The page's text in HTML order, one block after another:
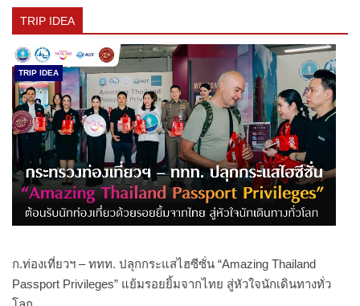
TRIP IDEA
TRIP IDEA
ก.ท่องเที่ยวฯ – ททท. ปลุกกระแสไฮซีซั่น “Amazing Thailand
Passport Privileges” แย้มรอยยิ้มจากไทย สู่หัวใจนักเดินทางทั่ว